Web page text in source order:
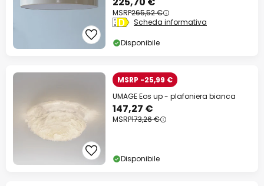
MSRP265,52 €
Scheda informativa
Disponibile
MSRP -25,99 €
UMAGE Eos up - plafoniera bianca
147,27 €
MSRP173,26 €
Disponibile